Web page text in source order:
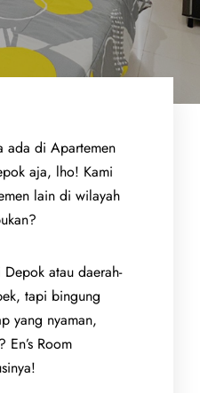
ada di Apartemen
aja, lho! Kami
lain di wilayah
atau daerah-
tapi bingung
yang nyaman,
Room